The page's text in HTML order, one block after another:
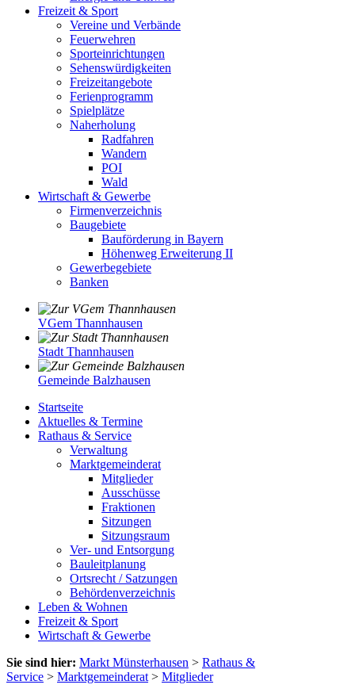
Freizeit & Sport
Vereine und Verbände
Feuerwehren
Sporteinrichtungen
Sehenswürdigkeiten
Freizeitangebote
Ferienprogramm
Spielplätze
Naherholung
Radfahren
Wandern
POI
Wald
Wirtschaft & Gewerbe
Firmenverzeichnis
Baugebiete
Bauförderung in Bayern
Höhenweg Erweiterung II
Gewerbegebiete
Banken
VGem Thannhausen
Stadt Thannhausen
Gemeinde Balzhausen
Startseite
Aktuelles & Termine
Rathaus & Service
Verwaltung
Marktgemeinderat
Mitglieder
Ausschüsse
Fraktionen
Sitzungen
Sitzungsraum
Ver- und Entsorgung
Bauleitplanung
Ortsrecht / Satzungen
Behördenverzeichnis
Leben & Wohnen
Freizeit & Sport
Wirtschaft & Gewerbe
Sie sind hier: Markt Münsterhausen > Rathaus &
Service > Marktgemeinderat > Mitglieder